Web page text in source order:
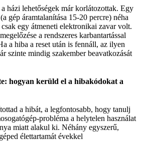
házi lehetőségek már korlátozottak. Egy
gép áramtalanítása 15-20 percre) néha
egy átmeneti elektronikai zavar volt.
a rendszeres karbantartással
a hiba a reset után is fennáll, az ilyen
szinte mindig szakember beavatkozását
hogyan kerüld el a hibakódokat a
a hibát, a legfontosabb, hogy tanulj
probléma a helytelen használat
miatt alakul ki. Néhány egyszerű,
élettartamát évekkel